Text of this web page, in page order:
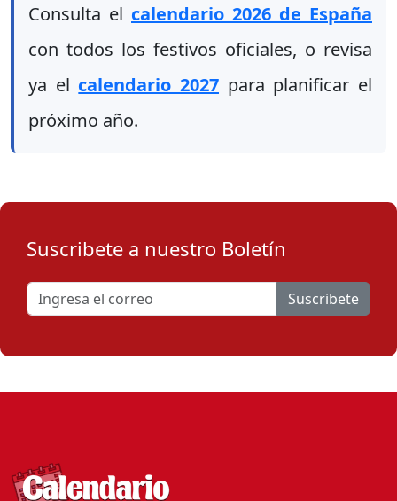
Consulta el calendario 2026 de España
con todos los festivos oficiales, o revisa
ya el calendario 2027 para planificar el
próximo año.
Suscribete a nuestro Boletín
Suscribete